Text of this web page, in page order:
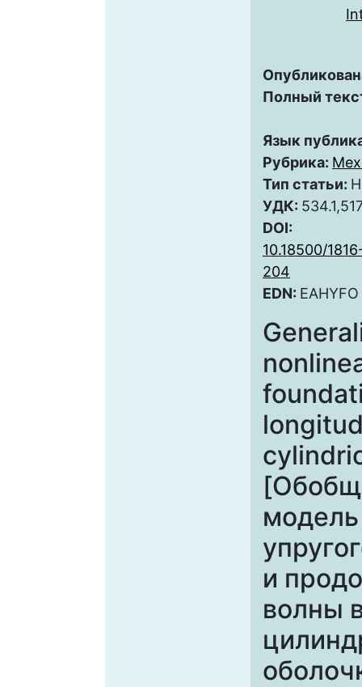
Полный
Язык
Рубрика:
Тип статьи:
УДК:
DOI:
10.18500/
204
EDN: EAHYFO
и
волны